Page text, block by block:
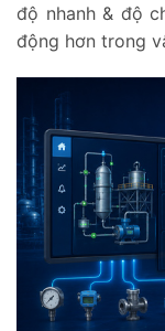
độ nhanh & độ
động hơn trong